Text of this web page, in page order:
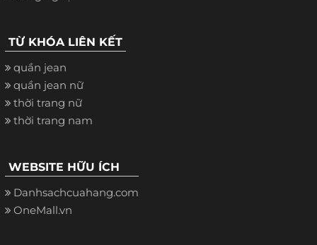
TỪ KHÓA LIÊN KẾT
quần jean
quần jean nữ
thời trang nữ
thời trang nam
WEBSITE HỮU ÍCH
Danhsachcuahang.com
OneMall.vn